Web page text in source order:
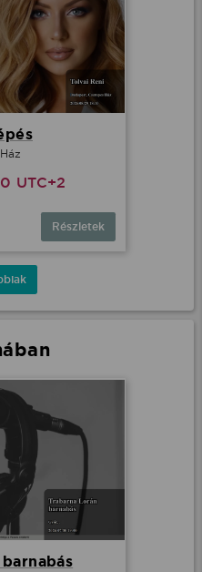
UTC+2
Részletek